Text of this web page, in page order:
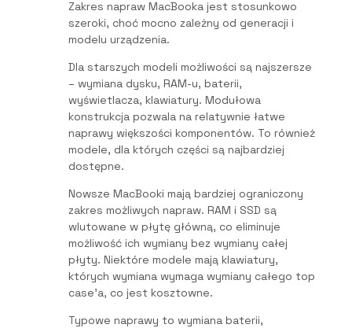
Zakres napraw MacBooka jest stosunkowo
szeroki, choć mocno zależny od generacji i
modelu urządzenia.
Dla starszych modeli możliwości są najszersze
– wymiana dysku, RAM-u, baterii,
wyświetlacza, klawiatury. Modułowa
konstrukcja pozwala na relatywnie łatwe
naprawy większości komponentów. To również
modele, dla których części są najbardziej
dostępne.
Nowsze MacBooki mają bardziej ograniczony
zakres możliwych napraw. RAM i SSD są
wlutowane w płytę główną, co eliminuje
możliwość ich wymiany bez wymiany całej
płyty. Niektóre modele mają klawiatury,
których wymiana wymaga wymiany całego top
case’a, co jest kosztowne.
Typowe naprawy to wymiana baterii,